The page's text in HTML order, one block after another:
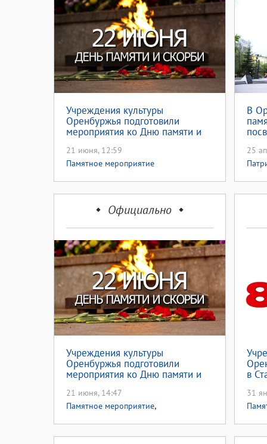
Учреждения культуры
Оренбуржья подготовили
мероприятия ко Дню памяти и
21 июня, 12:59
Памятное мероприятие
В
25
Официально
Учреждения культуры
Оренбуржья подготовили
мероприятия ко Дню памяти и
21 июня, 14:47
Памятное мероприятие,
в
31